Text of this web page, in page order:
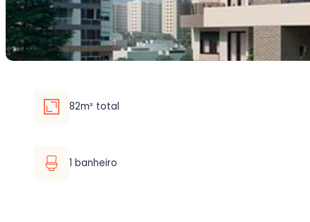
82m² total
1 banheiro